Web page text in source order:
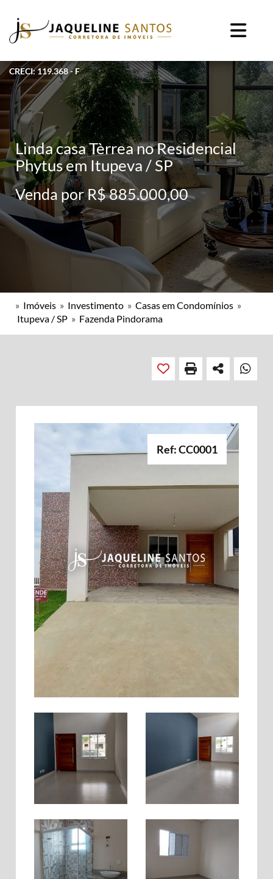
CRECI: 119.368 - F
Linda casa Tèrrea no Residencial
Phytus em Itupeva / SP
Venda por R$ 885.000,00
» Imóveis » Investimento » Casas em Condomínios »
Itupeva / SP » Fazenda Pindorama
Ref: CC0001